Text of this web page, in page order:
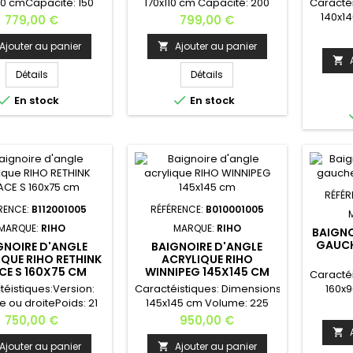
réf POOTSET08;
sont réglables de
cmCouleur de la
blancheOptions:
poignée, tablier,
cascade,
balnéo...Appui-
- couleur au
en 140x90 cm,
cm et 170x110...
Prix
779,00 €
Ajouter au panier
Détails
En stock
L Pieds inclus réf
POOTSET07; les pieds sont
réglables de 11 à 17
cm Angle: gauche ou
droite Couleur de la
baignoire: blanc Options:
appui-tête, poignée, tablier,
kit vidage, cascade,
choix (noir ou gris) La
baignoire ARYL RIHO est
disponible en 140x90 cm,...
Prix
799,00 €
 Ajouter au panier
Détails
 En stock
cm
cm
choix

B112001005
RIHO
D'ANGLE
RIHO RETHINK
S 160X75 CM
ou droitePoids: 21
160x75
Hauteur: 47
190 L Pieds
Prix
750,00 €
Ajouter au panier
RÉFÉRENCE: B010001005
MARQUE: RIHO
BAIGNOIRE D'ANGLE
ACRYLIQUE RIHO
WINNIPEG 145X145 CM
Caractéistiques: Dimensions:
145x145 cm Volume: 225
L Pieds inclus réf
POOTSET01U; les pieds sont
réglables de 11 à 17
Prix
950,00 €
 Ajouter au panier
réf
sont
